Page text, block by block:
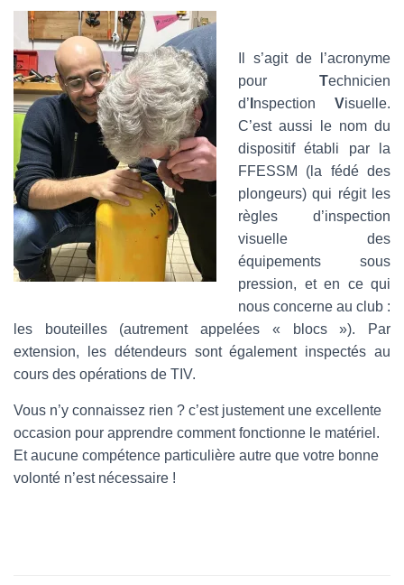
Il s’agit de l’acronyme
pour Technicien
d’ nspection Visuelle.
C’est aussi le nom du
dispositif établi par la
FFESSM (la fédé des
plongeurs) qui régit les
règles d’inspection
visuelle des
équipements sous
pression, et en ce qui
nous concerne au club :
les bouteilles (autrement appelées « blocs »). Par
extension, les détendeurs sont également inspectés au
cours des opérations de TIV.
Vous n’y connaissez rien ? c’est justement une excellente
occasion pour apprendre comment fonctionne le matériel.
Et aucune compétence particulière autre que votre bonne
volonté n’est nécessaire !